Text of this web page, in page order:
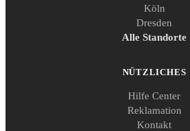
Köln
Dresden
Alle Standorte
NÜTZLICHES
Hilfe Center
Reklamation
Kontakt